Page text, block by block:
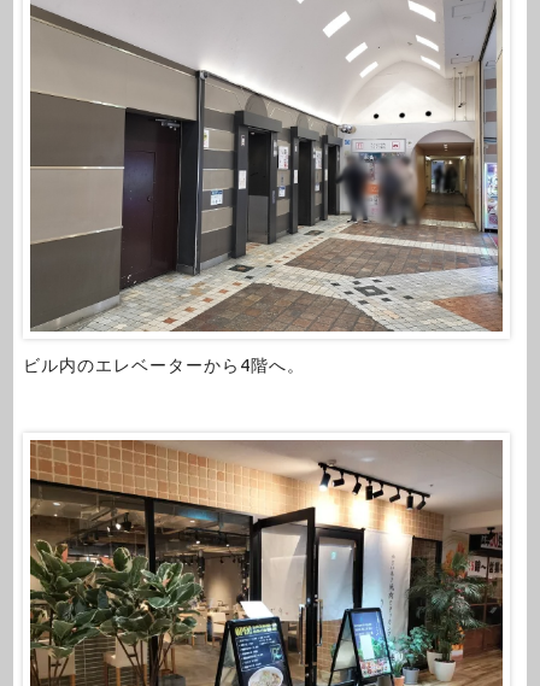
ビル内のエレベーターから4階へ。